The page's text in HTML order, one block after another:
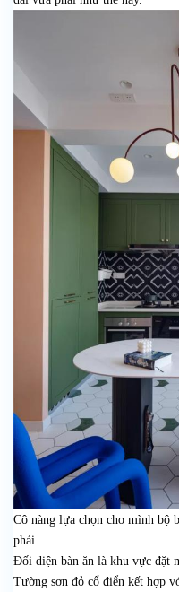
Cô nàng lựa chọn cho mình bộ
phải.
Đối diện bàn ăn là khu vực đặt
Tường sơn đỏ cổ điển kết hợp